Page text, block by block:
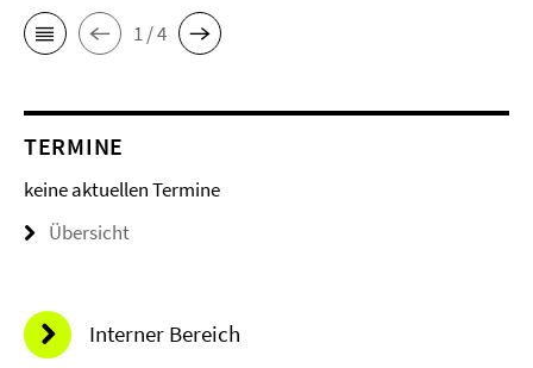
1 / 4
TERMINE
keine aktuellen Termine
Übersicht
Interner Bereich